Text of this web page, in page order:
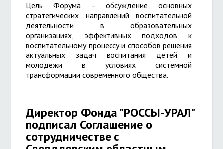
Цель Форума – обсуждение основных
стратегических направлений воспитательной
деятельности в образовательных
организациях, эффективных подходов к
воспитательному процессу и способов решения
актуальных задач воспитания детей и
молодежи в условиях системной
трансформации современного общества.
Директор Фонда "РОССЫ-УРАЛ"
подписал Соглашение о
сотрудничестве с